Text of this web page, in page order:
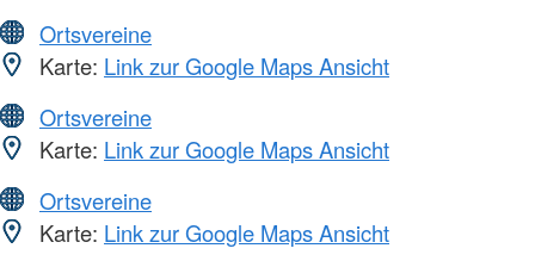
Ortsvereine
Karte: Link zur Google Maps Ansicht
Ortsvereine
Karte: Link zur Google Maps Ansicht
Ortsvereine
Karte: Link zur Google Maps Ansicht